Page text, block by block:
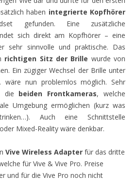
haben integrierte Kopfhörer
gefunden. Eine zusätzliche
sich direkt am Kopfhörer – eine
sehr sinnvolle und praktische. Das
richtigen Sitz der Brille wurde von
Ein zügiger Wechsel der Brille unter
wäre nun problemlos möglich. Sehr
die beiden Frontkameras, welche
Umgebung ermöglichen (kurz was
Auch eine Schnittstelle
Mixed-Reality wäre denkbar.
Vive Wireless Adapter für das dritte
für Vive & Vive Pro. Preise
und für die Vive Pro noch nicht